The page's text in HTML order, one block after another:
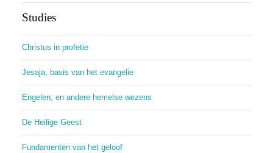
Studies
Christus in profetie
Jesaja, basis van het evangelie
Engelen, en andere hemelse wezens
De Heilige Geest
Fundamenten van het geloof